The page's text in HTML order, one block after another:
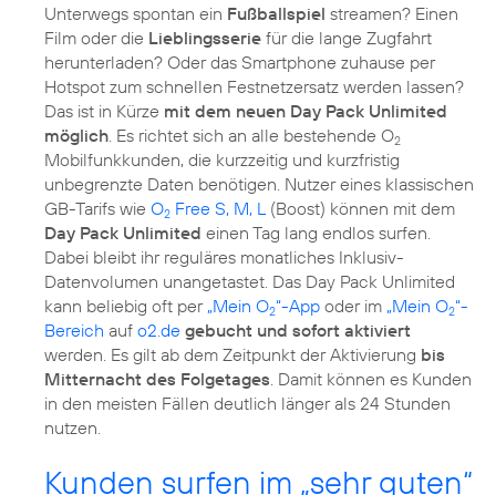
Unterwegs spontan ein Fußballspiel streamen? Einen
Film oder die Lieblingsserie für die lange Zugfahrt
herunterladen? Oder das Smartphone zuhause per
Hotspot zum schnellen Festnetzersatz werden lassen?
Das ist in Kürze mit dem neuen Day Pack Unlimited
möglich . Es richtet sich an alle bestehende O2
Mobilfunkkunden, die kurzzeitig und kurzfristig
unbegrenzte Daten benötigen. Nutzer eines klassischen
GB-Tarifs wie O2 Free S, M, L (Boost) können mit dem
Day Pack Unlimited einen Tag lang endlos surfen.
Dabei bleibt ihr reguläres monatliches Inklusiv-
Datenvolumen unangetastet. Das Day Pack Unlimited
kann beliebig oft per „Mein O2“-App oder im „Mein O2“-
Bereich auf o2.de gebucht und sofort aktiviert
werden. Es gilt ab dem Zeitpunkt der Aktivierung bis
Mitternacht des Folgetages . Damit können es Kunden
in den meisten Fällen deutlich länger als 24 Stunden
nutzen.
Kunden surfen im „sehr guten“